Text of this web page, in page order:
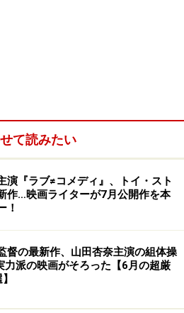
て読みたい
演『ラブ≠コメディ』、トイ・スト
作…映画ライターが7月公開作を本
！
督の最新作、山田杏奈主演の組体操
派の映画がそろった【6月の超厳